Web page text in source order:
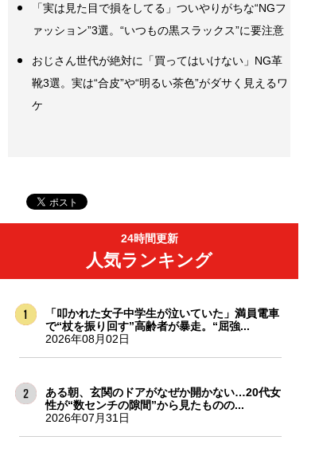
「実は見た目で損をしてる」ついやりがちな“NGフ
ァッション”3選。“いつもの黒スラックス”に要注意
おじさん世代が絶対に「買ってはいけない」NG革
靴3選。実は“合皮”や“明るい茶色”がダサく見えるワ
ケ
24時間更新
人気ランキング
「叩かれた女子中学生が泣いていた」満員電車
で“杖を振り回す”高齢者が暴走。“屈強...
2026年08月02日
ある朝、玄関のドアがなぜか開かない…20代女
性が“数センチの隙間”から見たものの...
2026年07月31日